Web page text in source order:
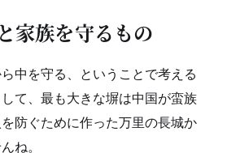
家族を守るもの
中を守る、ということで考える
て、最も大きな塀は中国が蛮族
防ぐために作った万里の長城か
ね。